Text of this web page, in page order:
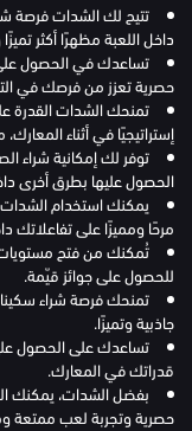
تتيح لك الشدات فرصة
داخل اللعبة مظهرًا أكثر تميزًا
تساعدك في الحصول
حصرية تعزز من فرصك في
تمنحك الشدات القدرة
إستراتيجيًا في أثناء
توفر لك إمكانية شراء
الحصول عليها بطرق أخرى
يمكنك استخدام
مرحًا ومميزًا على تفاعلاتك
تُمكنك من فتح مستويات
للحصول على جوائز قيّمة.
تمنحك فرصة شراء
جاذبية وتميزًا.
تساعدك على الحصول
قدراتك في المعارك.
بفضل الشدات، يمكنك
حصرية وتجربة لعب ممتعة